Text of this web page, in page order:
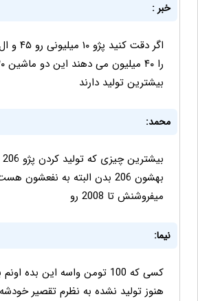
خبر :
بیشترین تولید دارند
محمد:
بهشون 206 بدن البته به
میفروشنش تا 2008 رو
نیما:
کسی که 100 تومن واسه این بده
هنوز تولید نشده به نظرم تقصیر